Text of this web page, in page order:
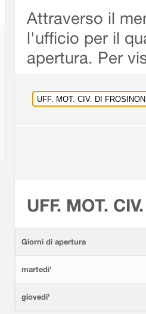
Attraverso il
l'ufficio per il
apertura. Per
UFF. MOT.
Giorni di apertura
martedi'
giovedi'